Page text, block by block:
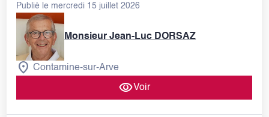
Publié le mercredi 15 juillet 2026
Monsieur Jean-Luc DORSAZ
Contamine-sur-Arve
Voir